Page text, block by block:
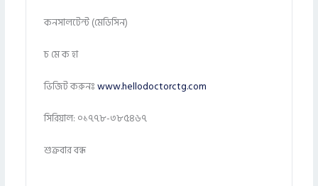
কনসালটেন্ট (মেডিসিন)
চ মে ক হা
ভিজিট করুনঃwww.hellodoctorctg.com
সিরিয়াল: ০১৭৭৮-৩৮৫৪৬৭
শুক্রবার বন্ধ